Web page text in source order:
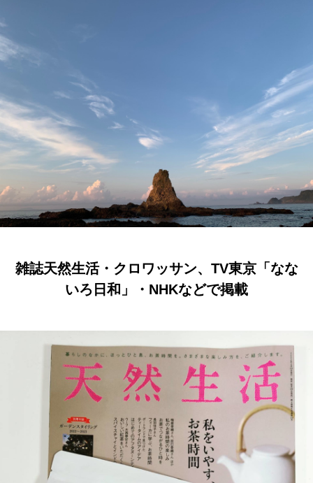
雑誌天然生活・クロワッサン、TV東京「なな
いろ日和」・NHKなどで掲載